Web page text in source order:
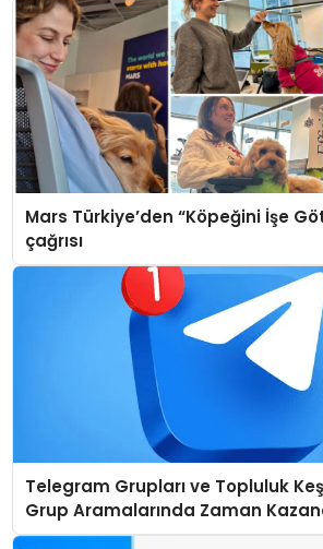
Mars Türkiye’den “Köpeğini İşe
çağrısı
Telegram Grupları ve Topluluk
Grup Aramalarında Zaman